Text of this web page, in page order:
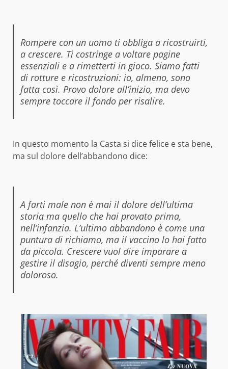
Rompere con un uomo ti obbliga a ricostruirti,
a crescere. Ti costringe a voltare pagine
essenziali e a rimetterti in gioco. Siamo fatti
di rotture e ricostruzioni: io, almeno, sono
fatta così. Provo dolore all’inizio, ma devo
sempre toccare il fondo per risalire.
In questo momento la Casta si dice felice e sta bene,
ma sul dolore dell’abbandono dice:
A farti male non è mai il dolore dell’ultima
storia ma quello che hai provato prima,
nell’infanzia. L’ultimo abbandono è come una
puntura di richiamo, ma il vaccino lo hai fatto
da piccola. Crescere vuol dire imparare a
gestire il disagio, perché diventi sempre meno
doloroso.